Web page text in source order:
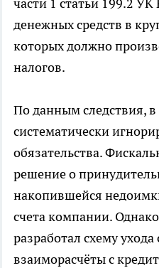
денежных средств в
которых должно
налогов.
По данным следствия,
систематически
обязательства.
решение о
накопившейся
счета компании.
разработал схему
взаиморасчёты с